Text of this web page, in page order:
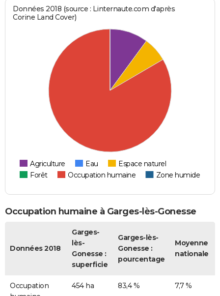
Données 2018 (source : Linternaute.com d'après
Corine Land Cover)
Agriculture Eau
Espace naturel
Forêt
Occupation humaine Zone humide
Occupation humaine à Garges-lès-Gonesse
Données 2018
Garges-
lès-
Gonesse :
superficie
Garges-lès-
Gonesse :
pourcentage
Moyenne
nationale
Occupation
454 ha 83,4 % 7,7 %